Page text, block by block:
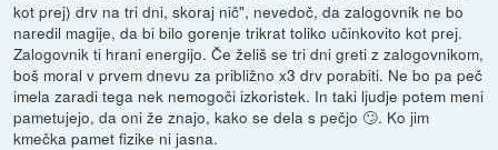
kot prej) drv na tri dni, skoraj nič", nevedoč, da zalogovnik ne bo
naredil magije, da bi bilo gorenje trikrat toliko učinkovito kot prej.
Zalogovnik ti hrani energijo. Če želiš se tri dni greti z zalogovnikom,
boš moral v prvem dnevu za približno x3 drv porabiti. Ne bo pa peč
imela zaradi tega nek nemogoči izkoristek. In taki ljudje potem meni
pametujejo, da oni že znajo, kako se dela s pečjo 🙄. Ko jim
kmečka pamet fizike ni jasna.